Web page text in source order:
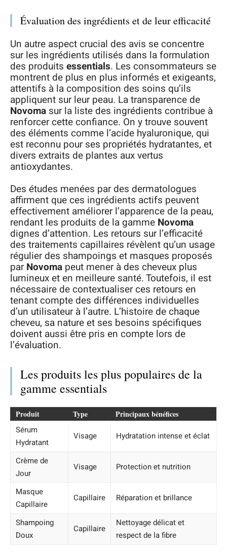
Évaluation des ingrédients et de leur efficacité
Un autre aspect crucial des avis se concentre
sur les ingrédients utilisés dans la formulation
des produits essentials. Les consommateurs se
montrent de plus en plus informés et exigeants,
attentifs à la composition des soins qu’ils
appliquent sur leur peau. La transparence de
Novoma sur la liste des ingrédients contribue à
renforcer cette confiance. On y trouve souvent
des éléments comme l’acide hyaluronique, qui
est reconnu pour ses propriétés hydratantes, et
divers extraits de plantes aux vertus
antioxydantes.
Des études menées par des dermatologues
affirment que ces ingrédients actifs peuvent
effectivement améliorer l’apparence de la peau,
rendant les produits de la gamme Novoma
dignes d’attention. Les retours sur l’efficacité
des traitements capillaires révèlent qu’un usage
régulier des shampoings et masques proposés
parNovoma peut mener à des cheveux plus
lumineux et en meilleure santé. Toutefois, il est
nécessaire de contextualiser ces retours en
tenant compte des différences individuelles
d’un utilisateur à l’autre. L’histoire de chaque
cheveu, sa nature et ses besoins spécifiques
doivent aussi être pris en compte lors de
l’évaluation.
Les produits les plus populaires de la
gamme essentials
Produit Type Principaux bénéfices
Sérum
Hydratant
Visage Hydratation intense et éclat
Crème de
Jour
Visage Protection et nutrition
Masque
Capillaire
Capillaire Réparation et brillance
Shampoing
Doux
Capillaire
Nettoyage délicat et
respect de la fibre